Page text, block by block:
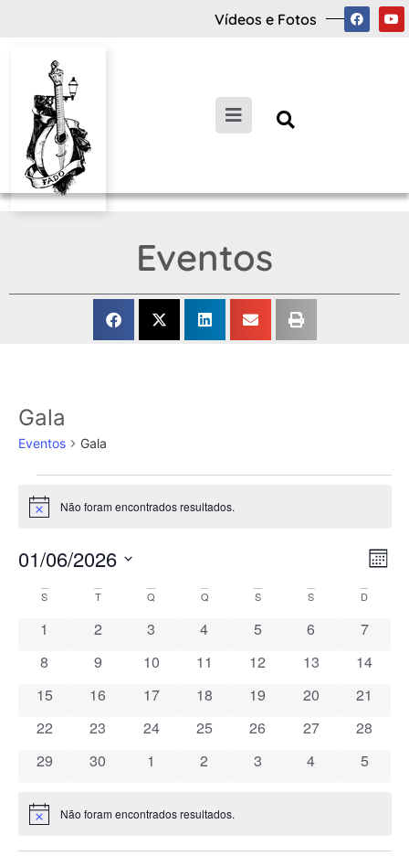
Vídeos e Fotos
Eventos
Gala
Eventos Gala
Aviso Não foram encontrados resultados.
de
Mês
01/06/2026
Calendário
de
Eventos
S T Q Q S S D
0 eventos
1 0 eventos
2 0 eventos
3 0 eventos
4 0 eventos
5 0 eventos
6 0
7
0 eventos
8 0 eventos
9 0 eventos
10 0 eventos
11 0 eventos
12 0 eventos
13 0
14
0 eventos
15 0 eventos
16 0 eventos
17 0 eventos
18 0 eventos
19 0 eventos
20 0
21
0 eventos
22 0 eventos
23 0 eventos
24 0 eventos
25 0 eventos
26 0 eventos
27 0
28
0 eventos
29 0 eventos
30 0 eventos
1 0 eventos
2 0 eventos
3 0 eventos
4 0
5
Aviso Não foram encontrados resultados.